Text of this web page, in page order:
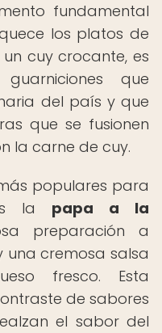
fundamental
los platos de
cuy crocante, es
que
del país y que
que se fusionen
la carne de cuy.
populares para
la papa a la
preparación a
cremosa salsa
fresco. Esta
de sabores
el sabor del